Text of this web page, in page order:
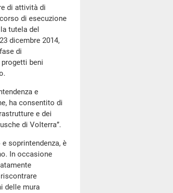
di attività di
di esecuzione
tutela del
dicembre 2014,
di
beni
e
ha consentito di
e dei
di Volterra”.
soprintendenza, è
In occasione
delle mura